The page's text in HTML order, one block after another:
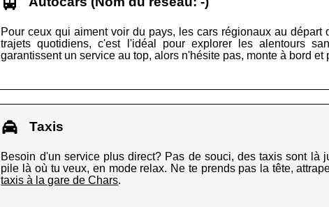
Pour ceux qui aiment voir du pays, les cars régionaux au
trajets quotidiens, c'est l'idéal pour explorer les alentours
garantissent un service au top, alors n'hésite pas, monte à bord
Taxis
Besoin d'un service plus direct? Pas de souci, des taxis sont
pile là où tu veux, en mode relax. Ne te prends pas la tête,
taxis à la gare de Chars.